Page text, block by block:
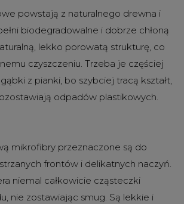
powstają z naturalnego drewna i
biodegradowalne i dobrze chłoną
lekko porowatą strukturę, co
czyszczeniu. Trzeba je częściej
z pianki, bo szybciej tracą kształt,
odpadów plastikowych.
mikrofibry przeznaczone są do
frontów i delikatnych naczyń.
niemal całkowicie cząsteczki
nie zostawiając smug. Są lekkie i